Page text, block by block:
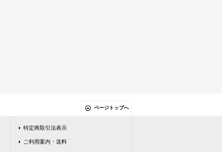
ページトップへ
特定商取引法表示
ご利用案内・送料